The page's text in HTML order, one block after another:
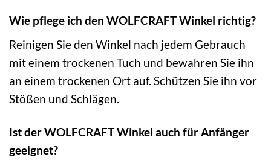
Wie pflege ich den WOLFCRAFT Winkel richtig?
Reinigen Sie den Winkel nach jedem Gebrauch
mit einem trockenen Tuch und bewahren Sie ihn
an einem trockenen Ort auf. Schützen Sie ihn vor
Stößen und Schlägen.
Ist der WOLFCRAFT Winkel auch für Anfänger
geeignet?